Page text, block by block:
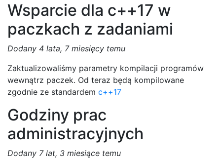
Wsparcie dla c++17 w
paczkach z zadaniami
Dodany 4 lata, 7 miesięcy temu
Zaktualizowaliśmy parametry kompilacji programów
wewnątrz paczek. Od teraz będą kompilowane
zgodnie ze standardem c++17
Godziny prac
administracyjnych
Dodany 7 lat, 3 miesiące temu